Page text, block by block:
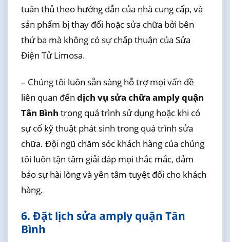
tuân thủ theo hướng dẫn của nhà cung cấp, và
sản phẩm bị thay đổi hoặc sửa chữa bởi bên
thứ ba mà không có sự chấp thuận của Sửa
Điện Tử Limosa.
– Chúng tôi luôn sẵn sàng hỗ trợ mọi vấn đề
liên quan đến dịch vụ sửa chữa amply quận
Tân Bình trong quá trình sử dụng hoặc khi có
sự cố kỹ thuật phát sinh trong quá trình sửa
chữa. Đội ngũ chăm sóc khách hàng của chúng
tôi luôn tận tâm giải đáp mọi thắc mắc, đảm
bảo sự hài lòng và yên tâm tuyệt đối cho khách
hàng.
6. Đặt lịch sửa amply quận Tân
Bình